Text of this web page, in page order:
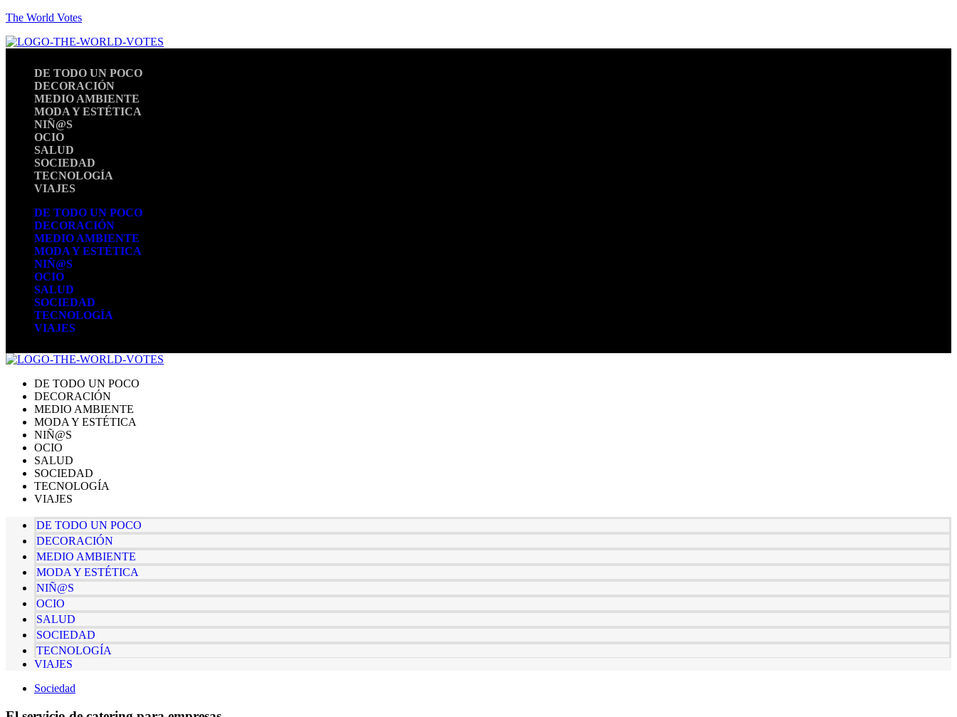
The World Votes
DE TODO UN POCO
DECORACIÓN
MEDIO AMBIENTE
MODA Y ESTÉTICA
NIÑ@S
OCIO
SALUD
SOCIEDAD
TECNOLOGÍA
VIAJES
DE TODO UN POCO
DECORACIÓN
MEDIO AMBIENTE
MODA Y ESTÉTICA
NIÑ@S
OCIO
SALUD
SOCIEDAD
TECNOLOGÍA
VIAJES
DE TODO UN POCO
DECORACIÓN
MEDIO AMBIENTE
MODA Y ESTÉTICA
NIÑ@S
OCIO
SALUD
SOCIEDAD
TECNOLOGÍA
VIAJES
DE TODO UN POCO
DECORACIÓN
MEDIO AMBIENTE
MODA Y ESTÉTICA
NIÑ@S
OCIO
SALUD
SOCIEDAD
TECNOLOGÍA
VIAJES
Sociedad